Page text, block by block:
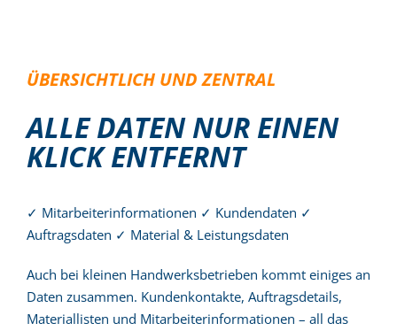
ÜBERSICHTLICH UND ZENTRAL
ALLE DATEN NUR EINEN
KLICK ENTFERNT
✓ Mitarbeiterinformationen ✓ Kundendaten ✓
Auftragsdaten ✓ Material & Leistungsdaten
Auch bei kleinen Handwerksbetrieben kommt einiges an
Daten zusammen. Kundenkontakte, Auftragsdetails,
Materiallisten und Mitarbeiterinformationen – all das